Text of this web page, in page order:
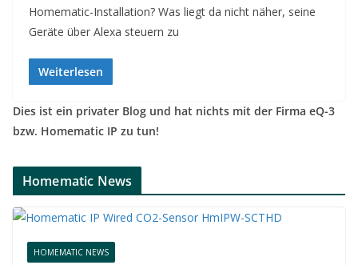
Homematic-Installation? Was liegt da nicht näher, seine
Geräte über Alexa steuern zu
Weiterlesen
Dies ist ein privater Blog und hat nichts mit der Firma eQ-3
bzw. Homematic IP zu tun!
Homematic News
HOMEMATIC NEWS